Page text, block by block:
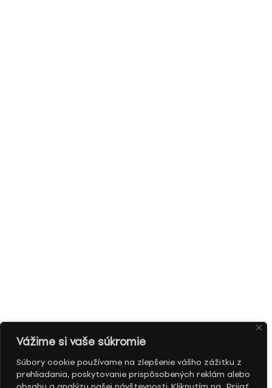
Vážime si vaše súkromie
Súbory cookie používame na zlepšenie vášho zážitku z
prehliadania, poskytovanie prispôsobených reklám alebo